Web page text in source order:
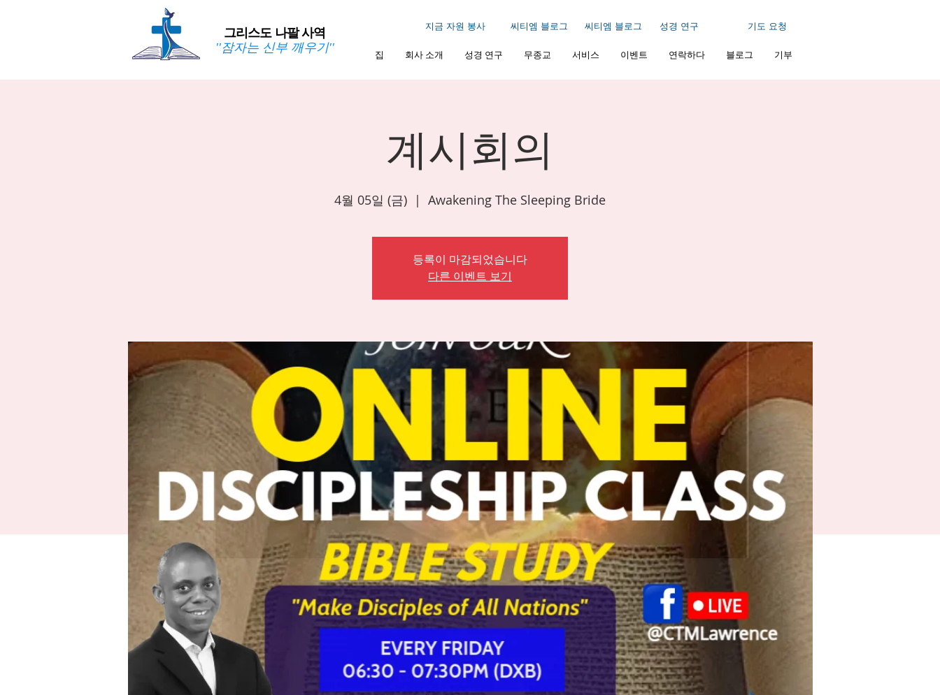
그리스도 나팔 사역
''잠자는 신부 깨우기''
지금 자원 봉사 씨티엠 블로그 성경 연구 기도 요청
집 회사 소개 성경 연구 무종교 서비스 이벤트 연락하다 블로그 기부
씨티엠 블로그
계시회의
4월 05일 (금)
  |
Awakening The Sleeping Bride
등록이 마감되었습니다
다른 이벤트 보기